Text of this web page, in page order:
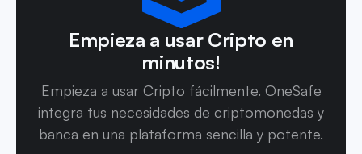
Empieza a usar Cripto en
minutos!
Empieza a usar Cripto fácilmente. OneSafe
integra tus necesidades de criptomonedas y
banca en una plataforma sencilla y potente.